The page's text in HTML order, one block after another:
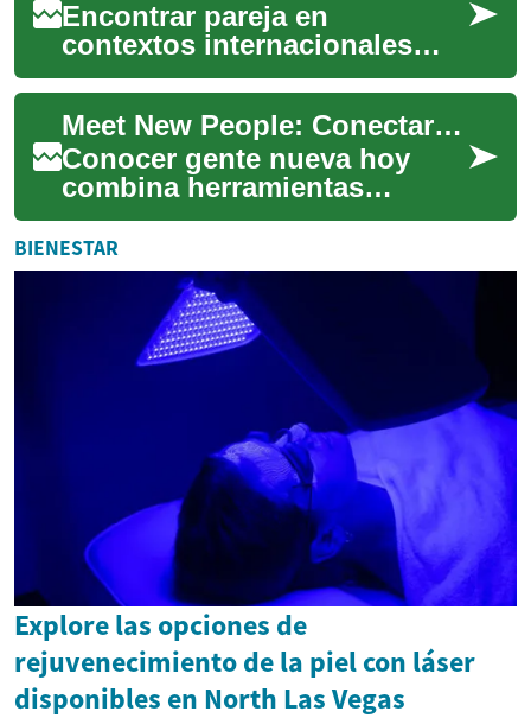
Encontrar pareja en
contextos internacionales
puede ser enriquecedor y
desafiante: las diferencias de
idioma afectan ...
Meet New People: Conectar en línea, chat y eventos virtuales
Conocer gente nueva hoy
combina herramientas
digitales y habilidades
sociales tradicionales. Desde
plataformas de dat...
BIENESTAR
Explore las opciones de
rejuvenecimiento de la piel con láser
disponibles en North Las Vegas